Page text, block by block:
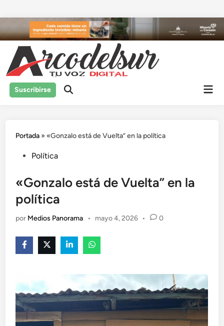
al
contenido
Suscribirse
Portada » «Gonzalo está de Vuelta” en la política
Publicado
Política
«Gonzalo está de Vuelta” en la
política
por Medios Panorama • mayo 4, 2026 • 0